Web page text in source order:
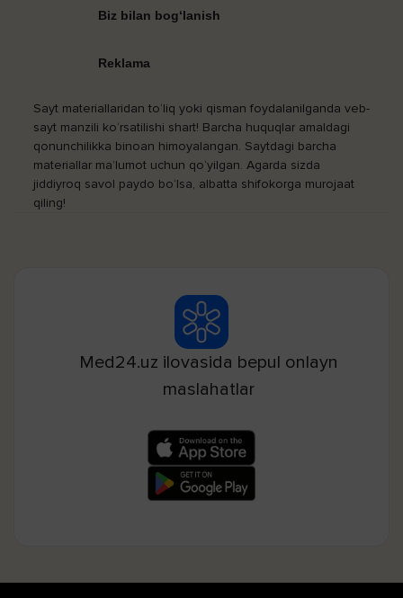
Biz bilan bog‘lanish
Reklama
Sayt materiallaridan to‘liq yoki qisman foydalanilganda veb-
sayt manzili ko‘rsatilishi shart! Barcha huquqlar amaldagi
qonunchilikka binoan himoyalangan. Saytdagi barcha
materiallar ma’lumot uchun qo‘yilgan. Agarda sizda
jiddiyroq savol paydo bo‘lsa, albatta shifokorga murojaat
qiling!
Med24.uz ilovasida bepul onlayn
maslahatlar